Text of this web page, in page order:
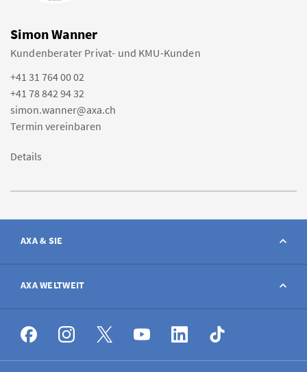
Simon Wanner
Kundenberater Privat- und KMU-Kunden
+41 31 764 00 02
+41 78 842 94 32
simon.wanner@axa.ch
Termin vereinbaren
Details
AXA & SIE
Kontakt
Schaden melden
Stellenangebote
AXA WELTWEIT
AXA weltweit